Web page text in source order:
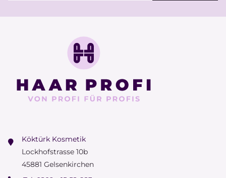
Köktürk Kosmetik
Lockhofstrasse 10b
45881 Gelsenkirchen